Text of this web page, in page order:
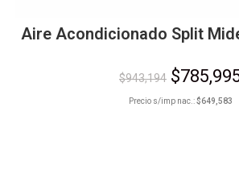
Aire Acondicionado Split
$943,194 $
Precio s/imp nac.:$649,583